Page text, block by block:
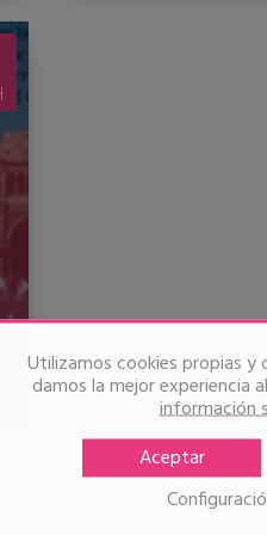
Utilizamos cookies propias y
damos la mejor experiencia
información
Aceptar